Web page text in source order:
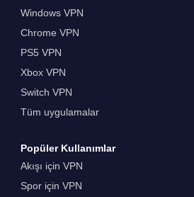
Windows VPN
Chrome VPN
PS5 VPN
Xbox VPN
Switch VPN
Tüm uygulamalar
Popüler Kullanımlar
Akışı için VPN
Spor için VPN